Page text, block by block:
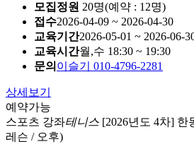
모집정원 20명(예약 : 12명)
접수2026-04-09 ~ 2026-04-30
교육기간2026-05-01 ~ 2026-06-
교육시간월,수 18:30 ~ 19:30
문의 이슬기 010-4796-2281
상세보기
예약가능
스포츠 강좌테니스 [2026년도 4차] 한
레슨 / 오후)